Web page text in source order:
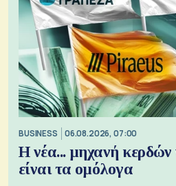
BUSINESS 06.08.2026, 07:00
Η νέα... μηχανή κερδών
είναι τα ομόλογα